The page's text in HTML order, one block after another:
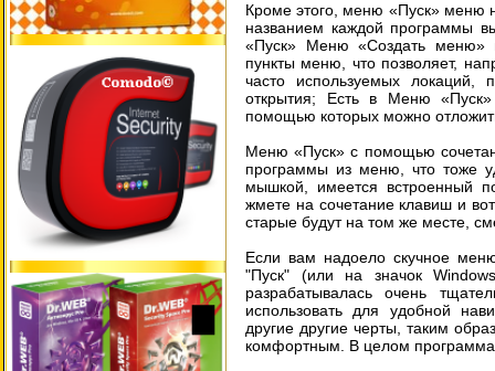
Кроме этого, меню «Пуск» меню
названием каждой программы
«Пуск» Меню «Создать меню»
пункты меню, что позволяет,
часто используемых локаций,
открытия; Есть в Меню
помощью которых можно
Меню «Пуск» с помощью
программы из меню, что тоже
мышкой, имеется встроенный
жмете на сочетание клавиш и
старые будут на том же месте,
Если вам надоело скучное
"Пуск" (или на значок
разрабатывалась очень
использовать для удобной
другие другие черты, таким
комфортным. В целом